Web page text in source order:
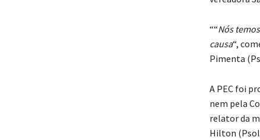
““Nós
causa“,
Pimenta
A PEC foi
nem pela
relator da
Hilton (Psol